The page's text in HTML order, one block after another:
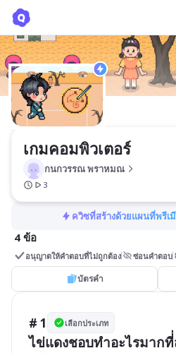
เกมคอมพิวเตอร์
กนกวรรณ พราหมณ
3
ควิซที่สร้างด้วยแผนที่พรีเ
4 ข้อ
อนุญาตให้คำตอบที่ไม่ถูกต้อง ซ่อนคำตอบ
บัตรคำ
# 1 เลือกประเภท
ไข่แดงชอบทำอะไรมาก